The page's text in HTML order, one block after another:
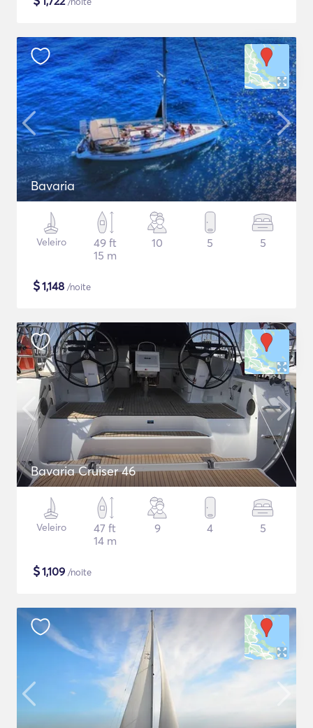
Bavaria
Veleiro
49 ft
15 m
10 5 5
$1,148 /noite
Bavaria Cruiser 46
Veleiro
47 ft
14 m
9 4 5
$1,109 /noite